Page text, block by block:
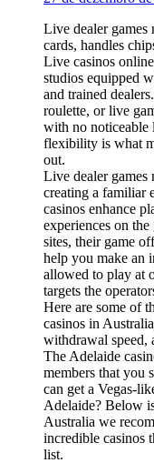
Live dealer
cards, handles
Live casinos
studios equipped
and trained
roulette, or live
with no noticeable
flexibility is what
out.
Live dealer games
creating a familiar
casinos enhance
experiences on
sites, their game
help you make an
allowed to play at
targets the
Here are some of
casinos in
withdrawal speed,
The Adelaide
members that you
can get a Vegas-
Adelaide? Below
Australia we
incredible casinos
list.